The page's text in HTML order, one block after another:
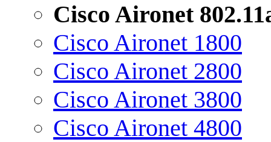
Cisco Aironet
Cisco Aironet 1800
Cisco Aironet 2800
Cisco Aironet 3800
Cisco Aironet 4800